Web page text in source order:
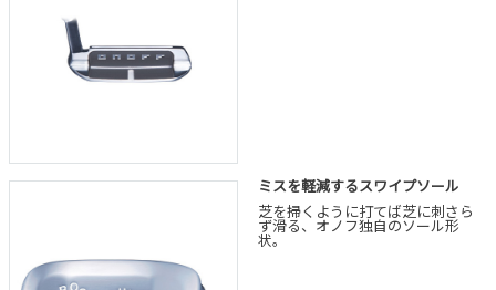
ミスを軽減するスワイプソール
芝を掃くように打てば芝に刺さら
ず滑る、オノフ独自のソール形
状。